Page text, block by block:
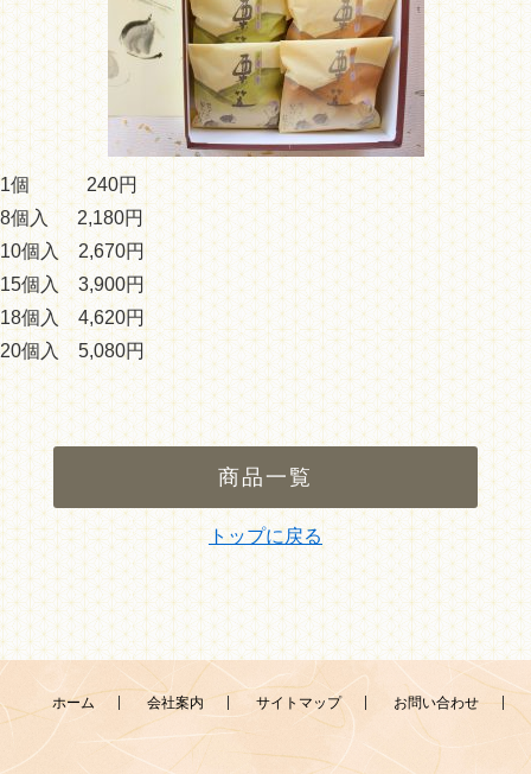
1個 240円
8個入 2,180円
10個入 2,670円
15個入 3,900円
18個入 4,620円
20個入 5,080円
商品一覧
トップに戻る
ホーム 会社案内 サイトマップ お問い合わせ